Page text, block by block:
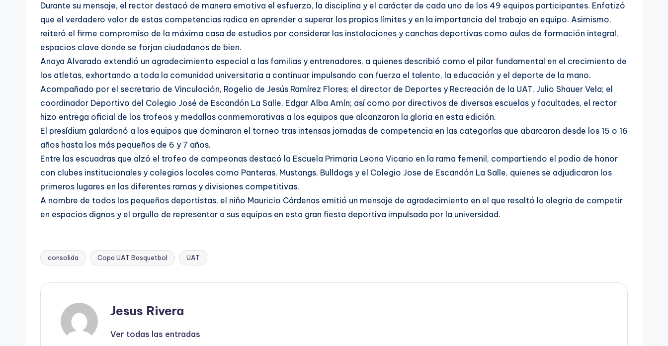
Durante su mensaje, el rector destacó de manera emotiva el esfuerzo, la disciplina y el carácter de cada uno de los 49 equipos participantes. Enfatizó
que el verdadero valor de estas competencias radica en aprender a superar los propios límites y en la importancia del trabajo en equipo. Asimismo,
reiteró el firme compromiso de la máxima casa de estudios por considerar las instalaciones y canchas deportivas como aulas de formación integral,
espacios clave donde se forjan ciudadanos de bien.
Anaya Alvarado extendió un agradecimiento especial a las familias y entrenadores, a quienes describió como el pilar fundamental en el crecimiento de
los atletas, exhortando a toda la comunidad universitaria a continuar impulsando con fuerza el talento, la educación y el deporte de la mano.
Acompañado por el secretario de Vinculación, Rogelio de Jesús Ramírez Flores; el director de Deportes y Recreación de la UAT, Julio Shauer Vela; el
coordinador Deportivo del Colegio José de Escandón La Salle, Edgar Alba Amín; así como por directivos de diversas escuelas y facultades, el rector
hizo entrega oficial de los trofeos y medallas conmemorativas a los equipos que alcanzaron la gloria en esta edición.
El presídium galardonó a los equipos que dominaron el torneo tras intensas jornadas de competencia en las categorías que abarcaron desde los 15 o 16
años hasta los más pequeños de 6 y 7 años.
Entre las escuadras que alzó el trofeo de campeonas destacó la Escuela Primaria Leona Vicario en la rama femenil, compartiendo el podio de honor
con clubes institucionales y colegios locales como Panteras, Mustangs, Bulldogs y el Colegio Jose de Escandón La Salle, quienes se adjudicaron los
primeros lugares en las diferentes ramas y divisiones competitivas.
A nombre de todos los pequeños deportistas, el niño Mauricio Cárdenas emitió un mensaje de agradecimiento en el que resaltó la alegría de competir
en espacios dignos y el orgullo de representar a sus equipos en esta gran fiesta deportiva impulsada por la universidad.
Etiquetas:
consolida Copa UAT Basquetbol UAT
Jesus Rivera
Ver todas las entradas